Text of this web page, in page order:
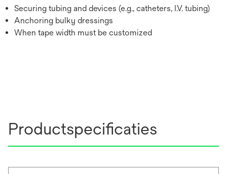
Securing tubing and devices (e.g., catheters, I.V. tubing)
Anchoring bulky dressings
When tape width must be customized
Productspecificaties